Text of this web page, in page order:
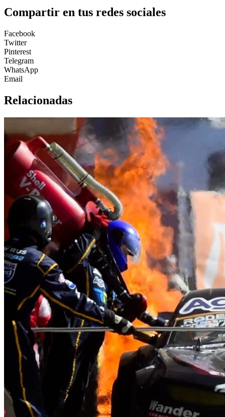
Compartir en tus redes sociales
Facebook
Twitter
Pinterest
Telegram
WhatsApp
Email
Relacionadas